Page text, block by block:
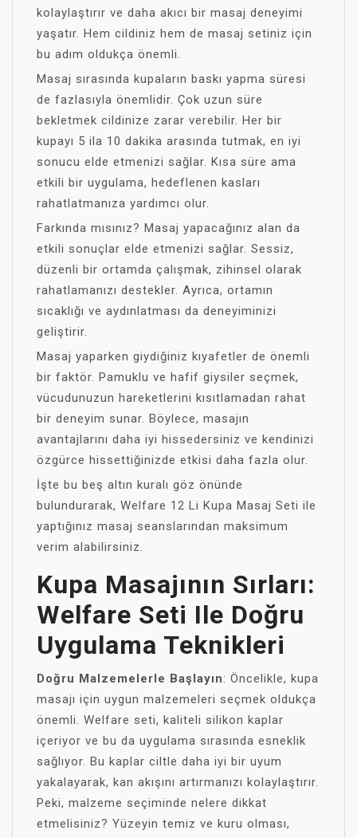
kolaylaştırır ve daha akıcı bir masaj deneyimi
yaşatır. Hem cildiniz hem de masaj setiniz için
bu adım oldukça önemli.
Masaj sırasında kupaların baskı yapma süresi
de fazlasıyla önemlidir. Çok uzun süre
bekletmek cildinize zarar verebilir. Her bir
kupayı 5 ila 10 dakika arasında tutmak, en iyi
sonucu elde etmenizi sağlar. Kısa süre ama
etkili bir uygulama, hedeflenen kasları
rahatlatmanıza yardımcı olur.
Farkında mısınız? Masaj yapacağınız alan da
etkili sonuçlar elde etmenizi sağlar. Sessiz,
düzenli bir ortamda çalışmak, zihinsel olarak
rahatlamanızı destekler. Ayrıca, ortamın
sıcaklığı ve aydınlatması da deneyiminizi
geliştirir.
Masaj yaparken giydiğiniz kıyafetler de önemli
bir faktör. Pamuklu ve hafif giysiler seçmek,
vücudunuzun hareketlerini kısıtlamadan rahat
bir deneyim sunar. Böylece, masajın
avantajlarını daha iyi hissedersiniz ve kendinizi
özgürce hissettiğinizde etkisi daha fazla olur.
İşte bu beş altın kuralı göz önünde
bulundurarak, Welfare 12 Li Kupa Masaj Seti ile
yaptığınız masaj seanslarından maksimum
verim alabilirsiniz.
Kupa Masajının Sırları:
Welfare Seti Ile Doğru
Uygulama Teknikleri
Doğru Malzemelerle Başlayın: Öncelikle, kupa
masajı için uygun malzemeleri seçmek oldukça
önemli. Welfare seti, kaliteli silikon kaplar
içeriyor ve bu da uygulama sırasında esneklik
sağlıyor. Bu kaplar ciltle daha iyi bir uyum
yakalayarak, kan akışını artırmanızı kolaylaştırır.
Peki, malzeme seçiminde nelere dikkat
etmelisiniz? Yüzeyin temiz ve kuru olması,